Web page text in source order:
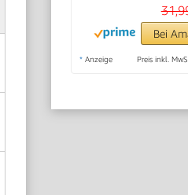
Bei
* Anzeige Preis inkl.